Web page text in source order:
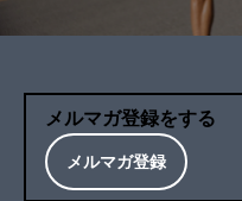
メルマガ登録をする
メルマガ登録